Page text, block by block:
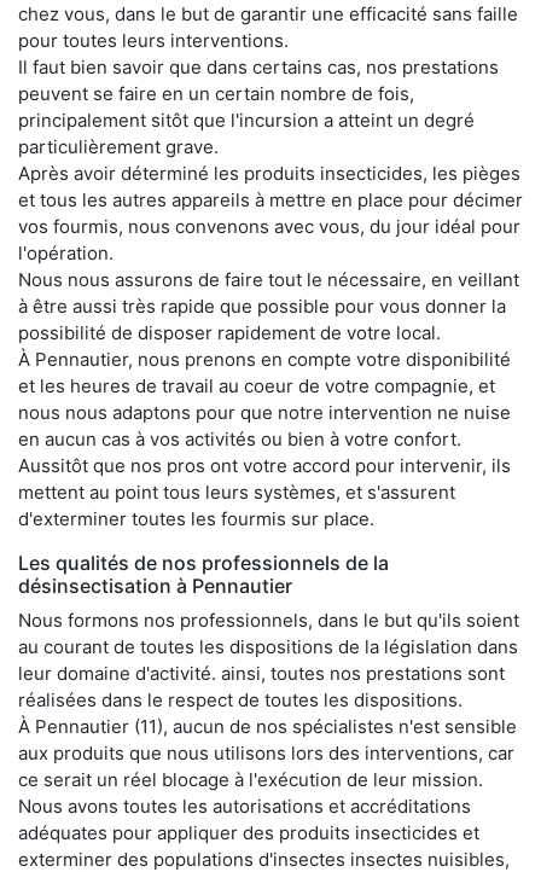
chez vous, dans le but de garantir une efficacité sans faille
pour toutes leurs interventions.
Il faut bien savoir que dans certains cas, nos prestations
peuvent se faire en un certain nombre de fois,
principalement sitôt que l'incursion a atteint un degré
particulièrement grave.
Après avoir déterminé les produits insecticides, les pièges
et tous les autres appareils à mettre en place pour décimer
vos fourmis, nous convenons avec vous, du jour idéal pour
l'opération.
Nous nous assurons de faire tout le nécessaire, en veillant
à être aussi très rapide que possible pour vous donner la
possibilité de disposer rapidement de votre local.
À Pennautier, nous prenons en compte votre disponibilité
et les heures de travail au coeur de votre compagnie, et
nous nous adaptons pour que notre intervention ne nuise
en aucun cas à vos activités ou bien à votre confort.
Aussitôt que nos pros ont votre accord pour intervenir, ils
mettent au point tous leurs systèmes, et s'assurent
d'exterminer toutes les fourmis sur place.
Les qualités de nos professionnels de la
désinsectisation à Pennautier
Nous formons nos professionnels, dans le but qu'ils soient
au courant de toutes les dispositions de la législation dans
leur domaine d'activité. ainsi, toutes nos prestations sont
réalisées dans le respect de toutes les dispositions.
À Pennautier (11), aucun de nos spécialistes n'est sensible
aux produits que nous utilisons lors des interventions, car
ce serait un réel blocage à l'exécution de leur mission.
Nous avons toutes les autorisations et accréditations
adéquates pour appliquer des produits insecticides et
exterminer des populations d'insectes insectes nuisibles,